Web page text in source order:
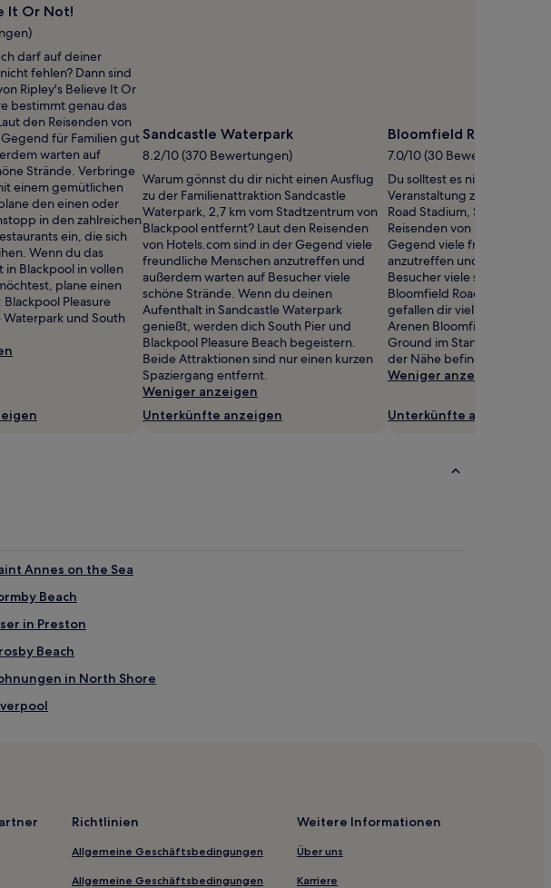
It Or Not!
darf auf deiner
fehlen? Dann sind
Ripley's Believe It Or
bestimmt genau das
den Reisenden von
für Familien gut
warten auf
Strände. Verbringe
einem gemütlichen
den einen oder
in den zahlreichen
ein, die sich
Wenn du das
Blackpool in vollen
plane einen
Pleasure
Waterpark und South
Sandcastle Waterpark
8.2/10 (370 Bewertungen)
Warum gönnst du dir nicht einen Ausflug
zu der Familienattraktion Sandcastle
Waterpark, 2,7 km vom Stadtzentrum von
Blackpool entfernt? Laut den Reisenden
von Hotels.com sind in der Gegend viele
freundliche Menschen anzutreffen und
außerdem warten auf Besucher viele
schöne Strände. Wenn du deinen
Aufenthalt in Sandcastle Waterpark
genießt, werden dich South Pier und
Blackpool Pleasure Beach begeistern.
Beide Attraktionen sind nur einen kurzen
Spaziergang entfernt.
Weniger anzeigen
Unterkünfte anzeigen
Bloomfield Road
7.0/10 (30 Bewertungen)
Du solltest es nicht
Veranstaltung zu besuchen:
Road Stadium, South Shore.
Reisenden von Hotels.com
Gegend viele freundliche
anzutreffen und außerdem
Besucher viele schöne
Bloomfield Road Stadium
gefallen dir vielleicht auch
Arenen Bloomfield Road
Ground im Stanley Park, die
der Nähe befinden.
Weniger anzeigen
Unterkünfte anzeigen
Annes on the Sea
Beach
in Preston
Beach
in North Shore
Rennbahn Three Sisters
Hotels
Richtlinien
Allgemeine Geschäftsbedingungen
Allgemeine Geschäftsbedingungen
Weitere Informationen
Über uns
Karriere